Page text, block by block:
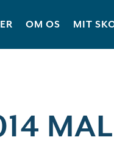
OM OS MIT